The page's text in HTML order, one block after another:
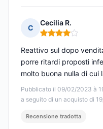
C
Cecilia R.
Nota: 4 su 5
Pubblicato il 09/02/2023 à
a seguito di un acquisto di
Reattivo sul dopo
porre ritardi proposti
molto buona nulla di cui
Recensione tradotta